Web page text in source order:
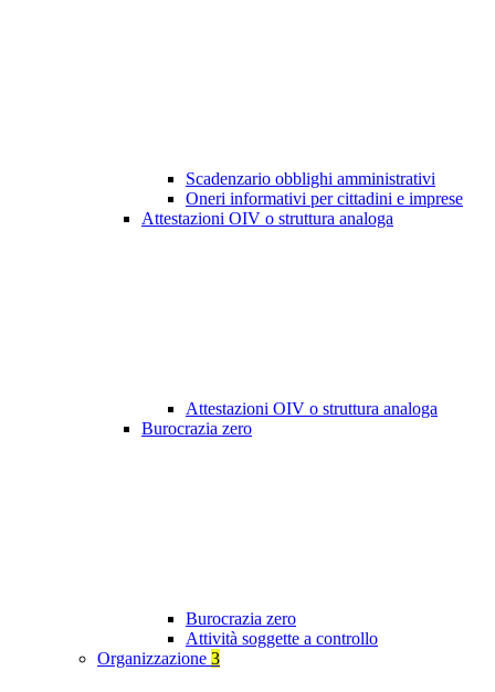
Scadenzario obblighi amministrativi
Oneri informativi per cittadini e imprese
Attestazioni OIV o struttura analoga
Attestazioni OIV o struttura analoga
Burocrazia zero
Burocrazia zero
Attività soggette a controllo
Organizzazione 3